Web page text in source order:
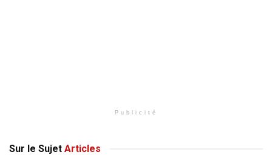
Publicité
Sur le Sujet Articles